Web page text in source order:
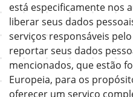
está especificamente nos
liberar seus dados
serviços responsáveis
reportar seus dados
mencionados, que estão
Europeia, para os
oferecer um serviço